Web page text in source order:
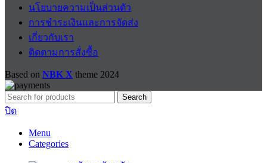
นโยบายความเป็นส่วนตัว
การชำระเงินและการจัดส่ง
เกี่ยวกับเรา
ติดตามการสั่งซื้อ
Based on NBK X theme 2024
Search
ปิด
Menu
Categories